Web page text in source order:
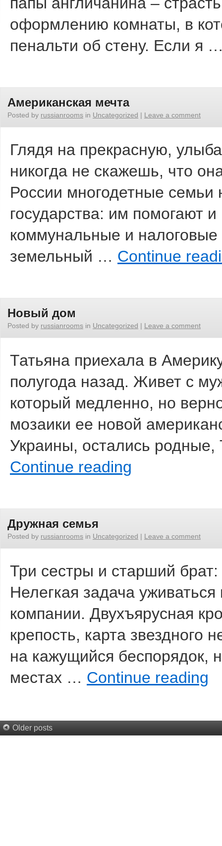
оформлению комнаты, в
пенальти об стену. Если я
Американская мечта
Posted by russianrooms in Uncategorized | Leave a comment
Глядя на прекрасную,
никогда не скажешь, что
России многодетные семьи
государства: им помогают
коммунальные и
земельный … Continue
Новый дом
Posted by russianrooms in Uncategorized | Leave a comment
Татьяна приехала в
полугода назад. Живет с
который медленно, но
мозаики ее новой
Украины, остались
Continue reading
Дружная семья
Posted by russianrooms in Uncategorized | Leave a comment
Три сестры и старший
Нелегкая задача
компании. Двухъярусная
крепость, карта звездного
на кажущийся беспорядок,
местах … Continue reading
Older posts